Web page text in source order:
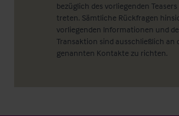
bezüglich des vorliegenden
treten. Sämtliche Rückfragen
vorliegenden Informationen und
Transaktion sind ausschließlich an
genannten Kontakte zu richten.